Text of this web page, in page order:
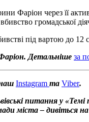
Фаріон через її
громадської
під вартою до 12
Детальніше за
Instagram та Viber.
питання у
міста – дивіться